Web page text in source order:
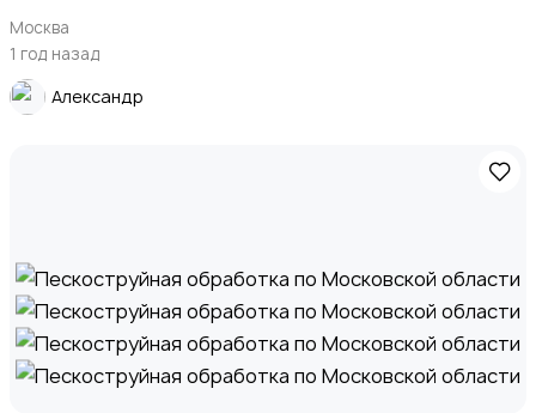
Москва
1 год назад
Александр